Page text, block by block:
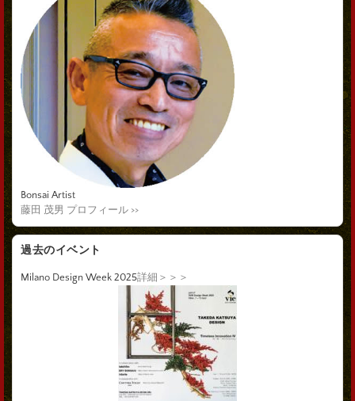
Bonsai Artist
藤田 茂男 プロフィール >>
過去のイベント
Milano Design Week 2025詳細＞＞＞